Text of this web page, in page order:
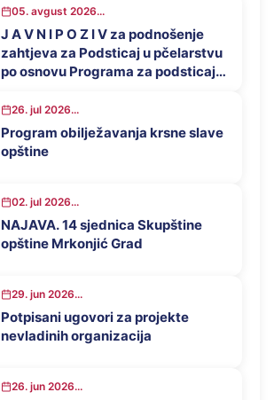
05. avgust 2026...
J A V N I P O Z I V za podnošenje
zahtjeva za Podsticaj u pčelarstvu
po osnovu Programa za podsticaj
Mrkonjić Grad u 2026. godini
26. jul 2026...
Program obilježavanja krsne slave
opštine
02. jul 2026...
NAJAVA. 14 sjednica Skupštine
opštine Mrkonjić Grad
29. jun 2026...
Potpisani ugovori za projekte
nevladinih organizacija
26. jun 2026...